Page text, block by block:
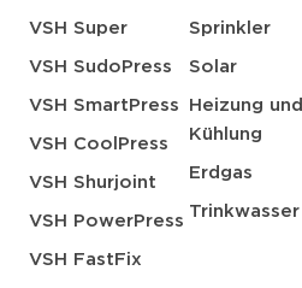
VSH Super
VSH SudoPress
VSH SmartPress
VSH CoolPress
VSH Shurjoint
VSH PowerPress
VSH FastFix
Sprinkler
Solar
Heizung und
Kühlung
Erdgas
Trinkwasser